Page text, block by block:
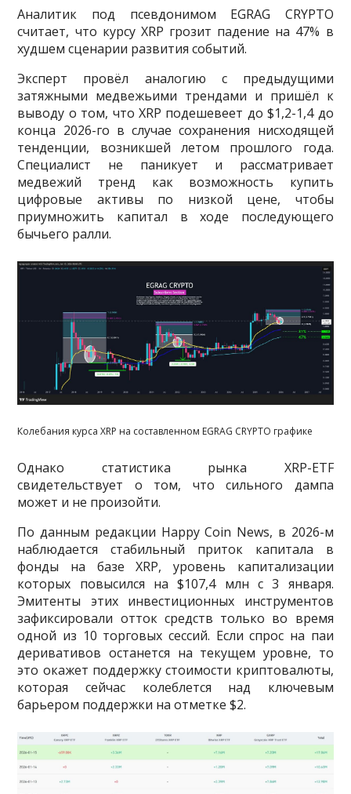
Аналитик под псевдонимом EGRAG CRYPTO
считает, что курсу XRP грозит падение на 47% в
худшем сценарии развития событий.
Эксперт провёл аналогию с предыдущими
затяжными медвежьими трендами и пришёл к
выводу о том, что XRP подешевеет до $1,2-1,4 до
конца 2026-го в случае сохранения нисходящей
тенденции, возникшей летом прошлого года.
Специалист не паникует и рассматривает
медвежий тренд как возможность купить
цифровые активы по низкой цене, чтобы
приумножить капитал в ходе последующего
бычьего ралли.
Колебания курса XRP на составленном EGRAG CRYPTO графике
Однако статистика рынка XRP-ETF
свидетельствует о том, что сильного дампа
может и не произойти.
По данным редакции Happy Coin News, в 2026-м
наблюдается стабильный приток капитала в
фонды на базе XRP, уровень капитализации
которых повысился на $107,4 млн с 3 января.
Эмитенты этих инвестиционных инструментов
зафиксировали отток средств только во время
одной из 10 торговых сессий. Если спрос на паи
деривативов останется на текущем уровне, то
это окажет поддержку стоимости криптовалюты,
которая сейчас колеблется над ключевым
барьером поддержки на отметке $2.